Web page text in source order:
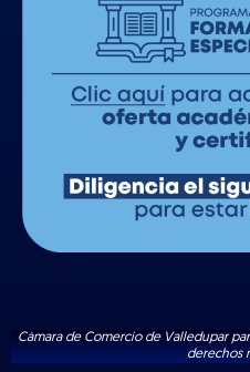
Cámara de Comercio de Valledupar
derechos